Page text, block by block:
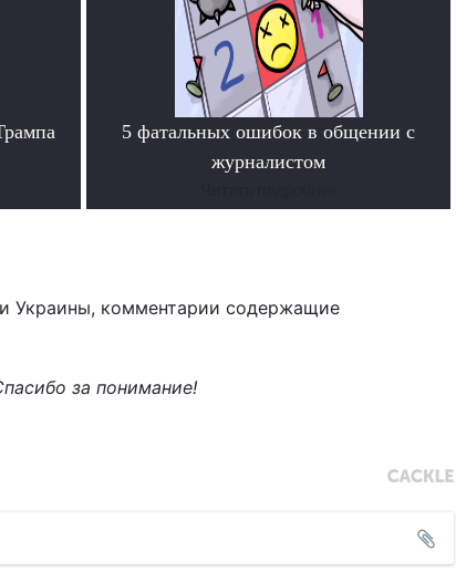
5 фатальных ошибок в общении с
журналистом
Украины, комментарии содержащие
за понимание!